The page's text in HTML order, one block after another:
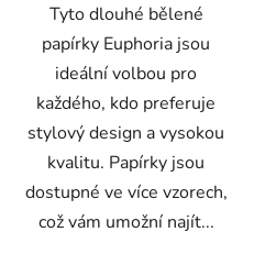
Tyto dlouhé bělené
papírky Euphoria jsou
ideální volbou pro
každého, kdo preferuje
stylový design a vysokou
kvalitu. Papírky jsou
dostupné ve více vzorech,
což vám umožní najít...